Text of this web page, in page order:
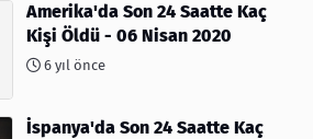
Amerika'da Son 24 Saatte Kaç
Kişi Öldü - 06 Nisan 2020
6 yıl önce
İspanya'da Son 24 Saatte Kaç